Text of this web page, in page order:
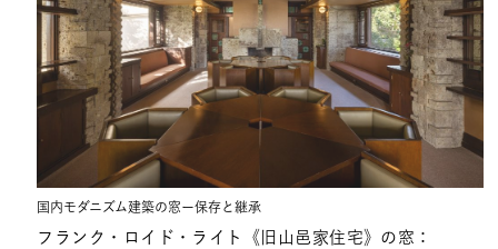
国内モダニズム建築の窓ー保存と継承
フランク・ロイド・ライト《旧山邑家住宅》の窓：